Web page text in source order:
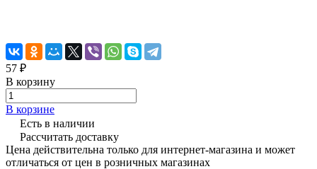
57 ₽
В корзину
В корзине
Есть в наличии
Рассчитать доставку
Цена действительна только для интернет-магазина и может
отличаться от цен в розничных магазинах